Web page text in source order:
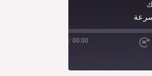
00:00
/